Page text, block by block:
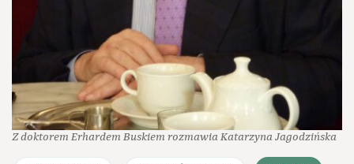
Z doktorem Erhardem Buskiem rozmawia Katarzyna Jagodzińska